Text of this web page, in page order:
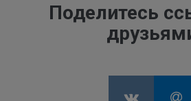
Поделитесь